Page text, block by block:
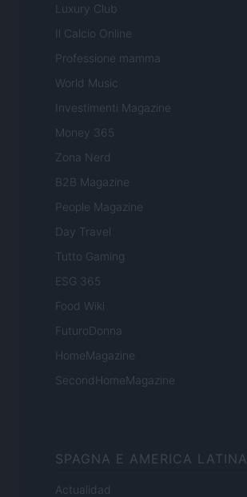
Luxury Club
Il Calcio Online
Professione mamma
World Music
Investimenti Magazine
Money 365
Zona Nerd
B2B Magazine
People Magazine
Day Travel
Tutto Gaming
ESG 365
Food Wiki
FuturoDonna
HomeMagazine
SecondHomeMagazine
SPAGNA E AMERICA LATINA
Actualidad